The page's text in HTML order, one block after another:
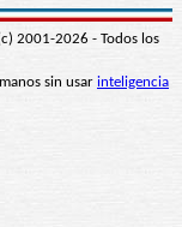
2001-2026 - Todos los
sin usar inteligencia